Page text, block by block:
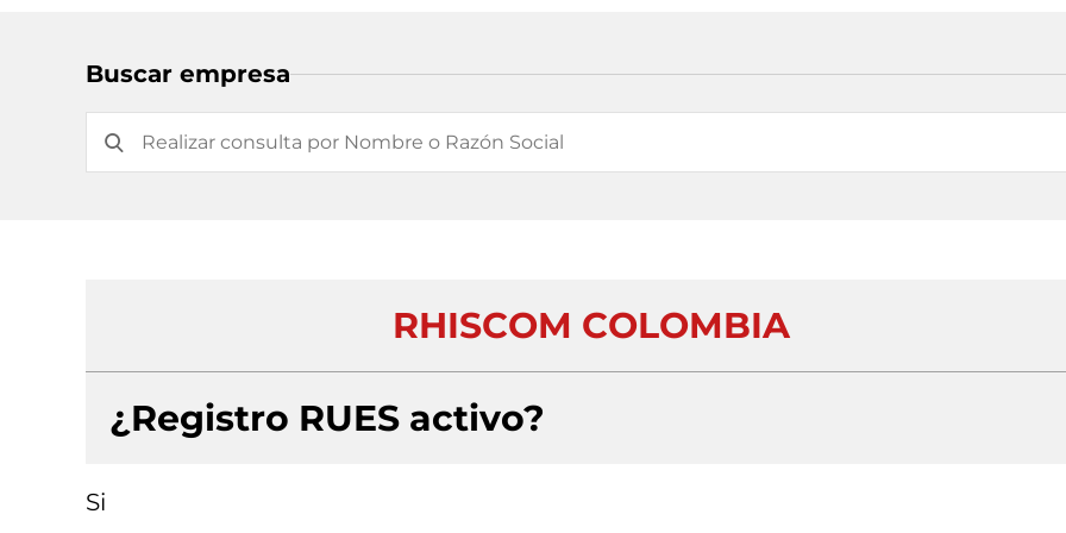
Buscar empresa
RHISCOM COLOMBIA
¿Registro RUES activo?
Si